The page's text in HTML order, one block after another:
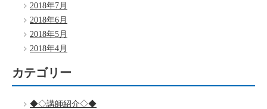
2018年7月
2018年6月
2018年5月
2018年4月
カテゴリー
◆◇講師紹介◇◆